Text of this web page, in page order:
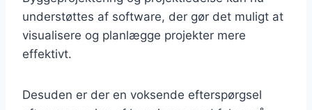
understøttes af software, der gør det muligt at
visualisere og planlægge projekter mere
effektivt.
Desuden er der en voksende efterspørgsel